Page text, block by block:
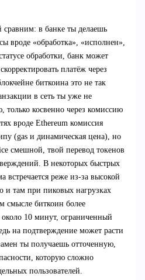
в банке ты делаешь
вроде «обработка», «исполнен»,
обработки, банк может
платёж через
биткоина это не так
в сеть ты уже не
только косвенно через комиссию
вроде Ethereum комиссия
(gas и динамическая цена), но
смешной, твой перевод токенов
В некоторых быстрых
встречается реже из-за высокой
и там при пиковых нагрузках
смысле биткоин более
около 10 минут, ограниченный
на подтверждение может расти
ты получаешь отточенную,
которую сложно
пользователей.